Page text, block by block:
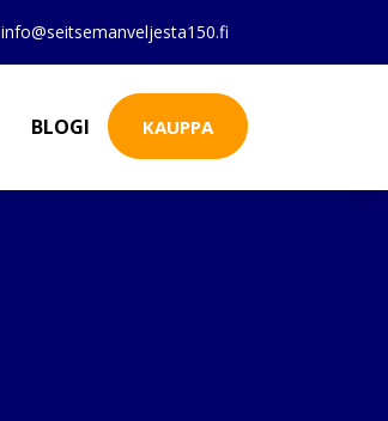
info@seitsemanveljesta150.fi
BLOGI KAUPPA